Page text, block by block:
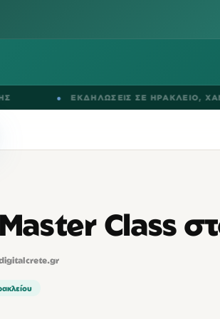
ΕΚΔΗΛΩΣΕΙΣ ΣΕ ΗΡΑΚΛΕΙΟ,ΧΑΝΙΑ ,
Class